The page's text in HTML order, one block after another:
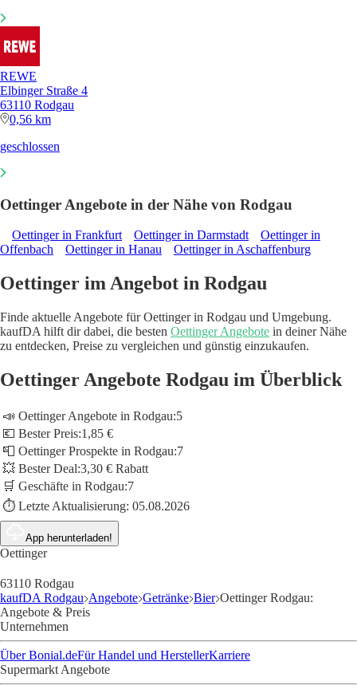
REWE
Elbinger Straße 4
63110 Rodgau
0,56 km
geschlossen
Oettinger Angebote in der Nähe von Rodgau
Oettinger in Frankfurt Oettinger in Darmstadt
Oettinger in
Offenbach
Oettinger in Hanau Oettinger in Aschaffenburg
Oettinger im Angebot in Rodgau
Finde aktuelle Angebote für Oettinger in Rodgau und Umgebung.
kaufDA hilft dir dabei, die besten Oettinger Angebote in deiner Nähe
zu entdecken, Preise zu vergleichen und günstig einzukaufen.
Oettinger Angebote Rodgau im Überblick
📣 Oettinger Angebote in Rodgau:5
💶 Bester Preis:1,85 €
📮 Oettinger Prospekte in Rodgau:7
💥 Bester Deal:3,30 € Rabatt
🛒 Geschäfte in Rodgau:7
⏱️ Letzte Aktualisierung: 05.08.2026
App herunterladen!
Oettinger
63110 Rodgau
kaufDA Rodgau Angebote Getränke Bier Oettinger Rodgau:
Angebote & Preis
Unternehmen
Über Bonial.deFür Handel und HerstellerKarriere
Supermarkt Angebote